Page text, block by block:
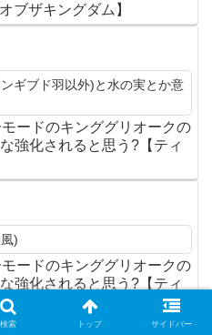
ブザキングダム】
ギブド羽以外)と水の実とか意
ードのキンググリオークの
強化されると思う?【ティ
)
ードのキンググリオークの
強化されると思う?【ティ
検索 トップ サイドバー